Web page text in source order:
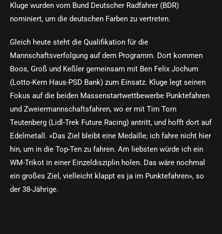
Kluge wurden vom Bund Deutscher Radfahrer (BDR)
nominiert, um die deutschen Farben zu vertreten.
Gleich heute steht die Qualifikation für die
Mannschaftsverfolgung auf dem Programm. Dort kommen
Boos, Groß und Keßler gemeinsam mit Ben Felix Jochum
(Lotto-Kern Haus-PSD Bank) zum Einsatz. Kluge legt seinen
Fokus auf die beiden Massenstartwettbewerbe Punktefahren
und Zweiermannschaftsfahren, wo er mit Tim Torn
Teutenberg (Lidl-Trek Future Racing) antritt, und hofft dort auf
Edelmetall. «Das Ziel bleibt eine Medaille; ich fahre nicht hier
hin, um in die Top-Ten zu fahren. Am liebsten würde ich ein
WM-Trikot in einer Einzeldisziplin holen. Das wäre nochmal
ein großes Ziel, vielleicht klappt es ja im Punktefahren», so
der 38-Jährige.